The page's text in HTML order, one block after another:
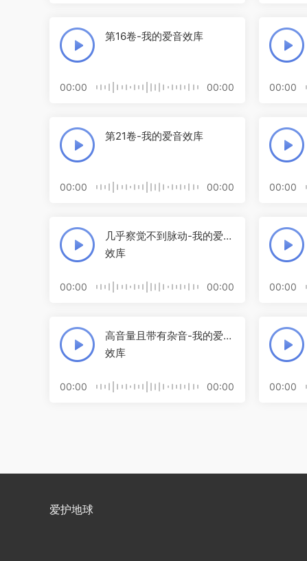
第16卷-我的爱音效库
00:00 00:00 00:00
第21卷-我的爱音效库
00:00 00:00 00:00
几乎察觉不到脉动-我的爱音
效库
00:00 00:00 00:00
高音量且带有杂音-我的爱音
效库
00:00 00:00 00:00
爱护地球